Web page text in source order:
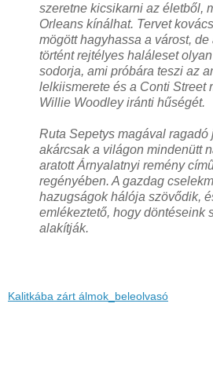
szeretne kicsikarni az életből,
Orleans kínálhat. Tervet
mögött hagyhassa a várost, de
történt rejtélyes haláleset
sodorja, ami próbára teszi az
lelkiismerete és a Conti Street
Willie Woodley iránti hűségét.
Ruta Sepetys magával ragadó
akárcsak a világon mindenütt
aratott Árnyalatnyi remény
regényében. A gazdag
hazugságok hálója szövődik,
emlékeztető, hogy döntéseink
alakítják.
Kalitkába zárt álmok_beleolvasó